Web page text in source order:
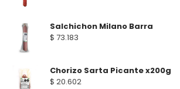
Salchichon Milano Barra
$ 73.183
Chorizo Sarta Picante x200g
$ 20.602